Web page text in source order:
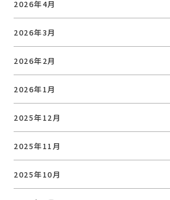
2026年4月
2026年3月
2026年2月
2026年1月
2025年12月
2025年11月
2025年10月